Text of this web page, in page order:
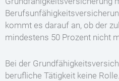
kommt es darauf an, ob der
mindestens 50 Prozent nicht
Bei der
berufliche Tätigkeit keine